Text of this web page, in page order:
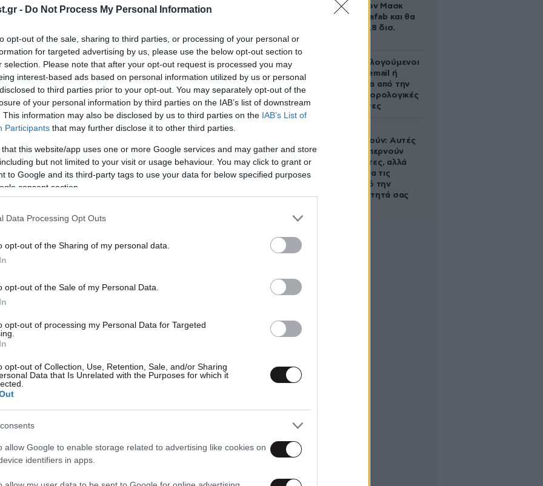
- Do Not Process My Personal Information
opt-out of the sale, sharing to third parties, or processing of your personal or
for targeted advertising by us, please use the below opt-out section to
selection. Please note that after your opt-out request is processed you may
interest-based ads based on personal information utilized by us or personal
to third parties prior to your opt-out. You may separately opt-out of the
of your personal information by third parties on the IAB’s list of downstream
This information may also be disclosed by us to third parties on the IAB’s List of
Participants that may further disclose it to other third parties.
that this website/app uses one or more Google services and may gather and store
but not limited to your visit or usage behaviour. You may click to grant or
to Google and its third-party tags to use your data for below specified purposes
consent section.
Data Processing Opt Outs
opt-out of the Sharing of my personal data.
opt-out of the Sale of my Personal Data.
opt-out of processing my Personal Data for Targeted
opt-out of Collection, Use, Retention, Sale, and/or Sharing
Data that Is Unrelated with the Purposes for which it
allow Google to enable storage related to advertising like cookies on
identifiers in apps.
συσκέψεων με τον αντιπεριφερειάρχη ΠΕ
ΠΕ Ημαθίας Κώστα Καλαϊτζίδη,
τον δήμαρχο Πέλλας Γρηγόρη Στάμκο
Βοργιαζίδη. Σημειώνεται ότι στην κοινή
των ελέγχων κεντρικός είναι ο ρόλος του
Περδικάτση και του Αστυνομικού
επίσης πρόεδροι τοπικών
συλλόγων, αιρετά στελέχη της τοπικής
των ελεγκτικών μηχανισμών των δημοτικών
χτίζει ο Έλον Μασκ
λέγεται Terafab και θα
κοστίσει 16,8 δισ.
Ποιοι φορολογούμενοι
θα λάβουν email ή
τηλεφώνημα από την
ΑΑΔΕ για φορολογικές
εκκρεμότητες
προειδοποιούν: Αυτές
οι τροφές, περνούν
απαρατήρητες, αλλά
καλό είναι να τις
βγάλετε από την
καθημερινότητά σας